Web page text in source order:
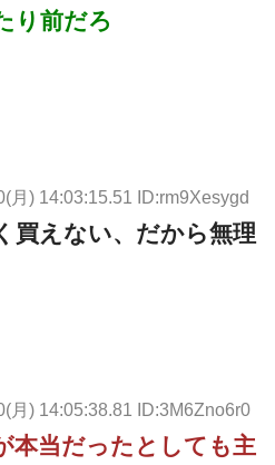
り前だろ
月) 14:03:15.51 ID:rm9Xesygd
買えない、だから無理
月) 14:05:38.81 ID:3M6Zno6r0
本当だったとしても主